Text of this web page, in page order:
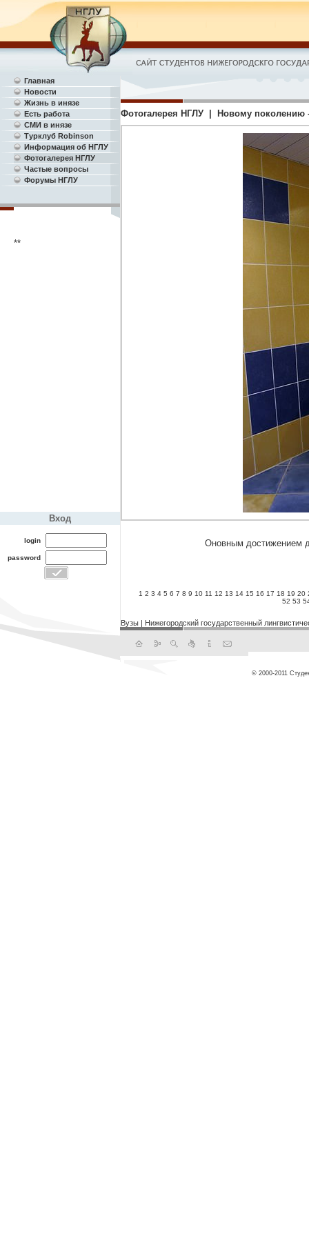
Главная
Новости
Жизнь в инязе
Есть работа
СМИ в инязе
Турклуб Robinson
Информация об НГЛУ
Фотогалерея НГЛУ
Частые вопросы
Форумы НГЛУ
**
Фотогалерея НГЛУ | Новому поколению
Оновным достижением
1 2 3 4 5 6 7 8 9 10 11 12 13 14 15 16 17 18 19 20
52 53
Вузы | Нижегородский государственный
Вход
login
password
© 2000-2011